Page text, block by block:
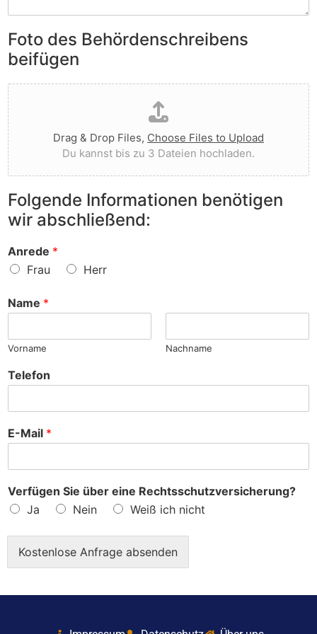
v
o
r
g
e
w
o
r
f
e
n
?
l
i
e
t
I
h
n
e
n
v
o
r
?
e
A
n
e
r
k
u
n
g
e
n
z
u
S
a
c
e
Foto des Behördenschreibens
beifügen
D
a
t
e
i
h
o
h
l
d
e
n
Drag & Drop Files, Choose Files to Upload
Du kannst bis zu 3 Dateien hochladen.
Folgende Informationen benötigen
wir abschließend:
Anrede *
Frau
Herr
Name *
Vorname Nachname
Telefon
E-Mail *
Verfügen Sie über eine Rechtsschutzversicherung?
Ja
Nein Weiß ich nicht
Kostenlose Anfrage absenden